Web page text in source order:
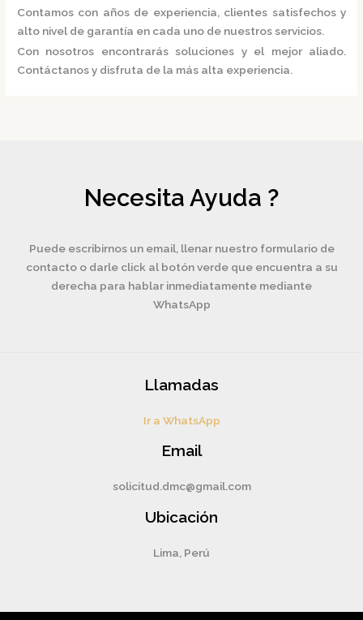
Contamos con años de experiencia, clientes satisfechos y
alto nivel de garantía en cada uno de nuestros servicios.
Con nosotros encontrarás soluciones y el mejor aliado.
Contáctanos y disfruta de la más alta experiencia.
Necesita Ayuda ?
Puede escribirnos un email, llenar nuestro formulario de
contacto o darle click al botón verde que encuentra a su
derecha para hablar inmediatamente mediante
WhatsApp
Llamadas
Ir a WhatsApp
Email
solicitud.dmc@gmail.com
Ubicación
Lima, Perú